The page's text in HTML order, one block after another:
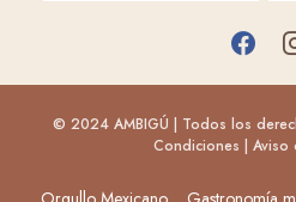
© 2024 AMBIGÚ | Todos los
Condiciones | Aviso